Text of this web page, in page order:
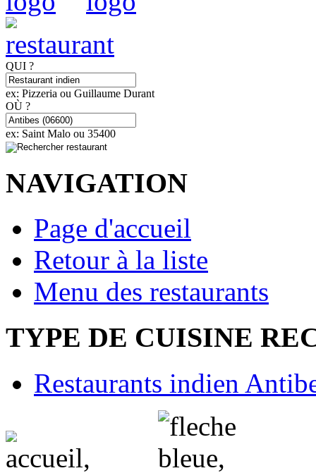
QUI ?
ex: Pizzeria ou Guillaume Durant
OÙ ?
ex: Saint Malo ou 35400
NAVIGATION
Page d'accueil
Retour à la liste
Menu des restaurants
TYPE DE CUISINE
Restaurants indien